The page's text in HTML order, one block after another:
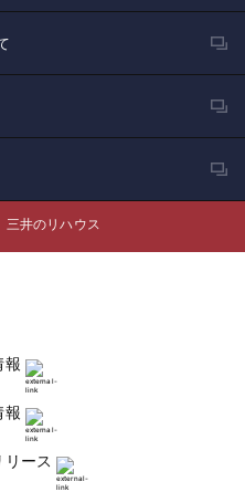
三井のリハウス
報
報
リース